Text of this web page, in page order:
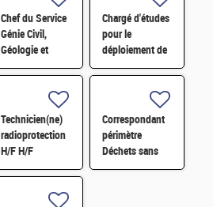
Chef du Service
Génie Civil,
Géologie et
Géotechnique
Chargé d'études
pour le
déploiement de
l'économie
Technicien(ne)
radioprotection
H/F H/F
Correspondant
périmètre
Déchets sans
filières H/F